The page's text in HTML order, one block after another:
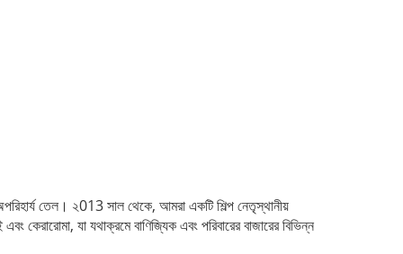
তেল। ২013 সাল থেকে, আমরা একটি শিল্প নেতৃস্থানীয়
এবং কেরারোমা, যা যথাক্রমে বাণিজ্যিক এবং পরিবারের বাজারের বিভিন্ন